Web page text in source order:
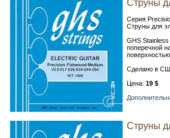
Струны
Серия
Струны для
GHS
поперечной
Сделано в
Цена: 19 $
Струны